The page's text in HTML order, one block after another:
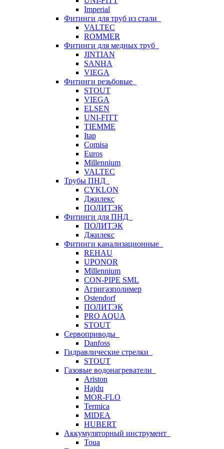
Imperial
Фитинги для труб из стали
VALTEC
ROMMER
Фитинги для медных труб
JINTIAN
SANHA
VIEGA
Фитинги резьбовые
STOUT
VIEGA
ELSEN
UNI-FITT
TIEMME
Itap
Comisa
Euros
Millennium
VALTEC
Трубы ПНД
CYKLON
Джилекс
ПОЛИТЭК
Фитинги для ПНД
ПОЛИТЭК
Джилекс
Фитинги канализационные
REHAU
UPONOR
Millennium
CON-PIPE SML
Агригазполимер
Ostendorf
ПОЛИТЭК
PRO AQUA
STOUT
Сервоприводы
Danfoss
Гидравлические стрелки
STOUT
Газовые водонагреватели
Ariston
Hajdu
MOR-FLO
Termica
MIDEA
HUBERT
Аккумуляторный инструмент
Toua